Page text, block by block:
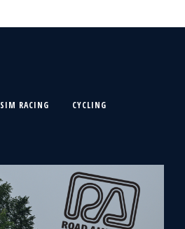
SIM RACING CYCLING